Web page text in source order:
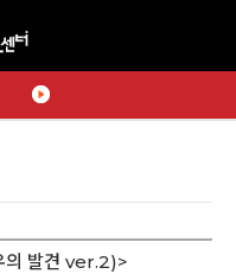
의 발견 ver.2)>